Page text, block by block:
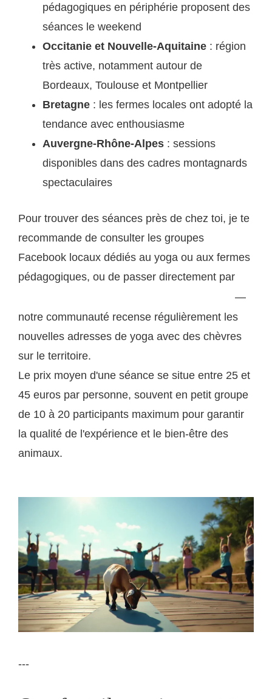
pédagogiques en périphérie proposent des
séances le weekend
Occitanie et Nouvelle-Aquitaine : région
très active, notamment autour de
Bordeaux, Toulouse et Montpellier
Bretagne : les fermes locales ont adopté la
tendance avec enthousiasme
Auvergne-Rhône-Alpes : sessions
disponibles dans des cadres montagnards
spectaculaires
Pour trouver des séances près de chez toi, je te
recommande de consulter les groupes
Facebook locaux dédiés au yoga ou aux fermes
pédagogiques, ou de passer directement par
—
notre communauté recense régulièrement les
nouvelles adresses de yoga avec des chèvres
sur le territoire.
Le prix moyen d'une séance se situe entre 25 et
45 euros par personne, souvent en petit groupe
de 10 à 20 participants maximum pour garantir
la qualité de l'expérience et le bien-être des
animaux.
---